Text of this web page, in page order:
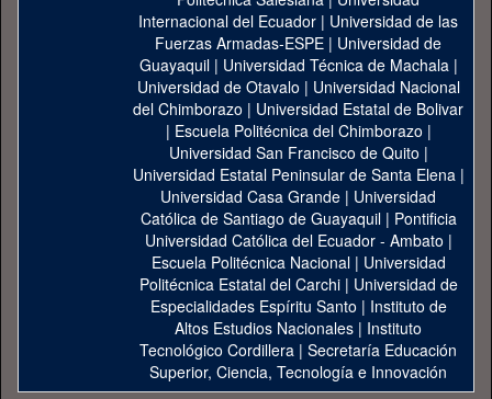
Internacional del Ecuador | Universidad de las
Fuerzas Armadas-ESPE | Universidad de
Guayaquil| Universidad Técnica de Machala|
Universidad de Otavalo | Universidad Nacional
del Chimborazo | Universidad Estatal de Bolivar
| Escuela Politécnica del Chimborazo |
Universidad San Francisco de Quito |
Universidad Estatal Peninsular de Santa Elena|
Universidad Casa Grande | Universidad
Católica de Santiago de Guayaquil| Pontificia
Universidad Católica del Ecuador - Ambato |
Escuela Politécnica Nacional| Universidad
Politécnica Estatal del Carchi| Universidad de
Especialidades Espíritu Santo | Instituto de
Altos Estudios Nacionales | Instituto
Tecnológico Cordillera | Secretaría Educación
Superior, Ciencia, Tecnología e Innovación